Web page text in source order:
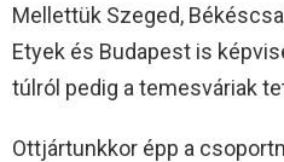
Mellettük Szeged,
Etyek és Budapest is
túlról pedig a temesváriak
Ottjártunkkor épp a